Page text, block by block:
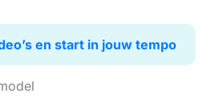
en start in jouw tempo